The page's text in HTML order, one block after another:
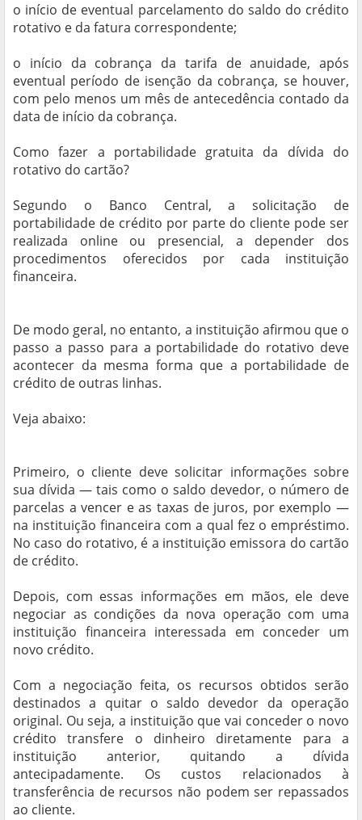
o início de eventual parcelamento do saldo do crédito
rotativo e da fatura correspondente;
o início da cobrança da tarifa de anuidade, após
eventual período de isenção da cobrança, se houver,
com pelo menos um mês de antecedência contado da
data de início da cobrança.
Como fazer a portabilidade gratuita da dívida do
rotativo do cartão?
Segundo o Banco Central, a solicitação de
portabilidade de crédito por parte do cliente pode ser
realizada online ou presencial, a depender dos
procedimentos oferecidos por cada instituição
financeira.
De modo geral, no entanto, a instituição afirmou que o
passo a passo para a portabilidade do rotativo deve
acontecer da mesma forma que a portabilidade de
crédito de outras linhas.
Veja abaixo:
Primeiro, o cliente deve solicitar informações sobre
sua dívida — tais como o saldo devedor, o número de
parcelas a vencer e as taxas de juros, por exemplo —
na instituição financeira com a qual fez o empréstimo.
No caso do rotativo, é a instituição emissora do cartão
de crédito.
Depois, com essas informações em mãos, ele deve
negociar as condições da nova operação com uma
instituição financeira interessada em conceder um
novo crédito.
Com a negociação feita, os recursos obtidos serão
destinados a quitar o saldo devedor da operação
original. Ou seja, a instituição que vai conceder o novo
crédito transfere o dinheiro diretamente para a
instituição anterior, quitando a dívida
antecipadamente. Os custos relacionados à
transferência de recursos não podem ser repassados
ao cliente.